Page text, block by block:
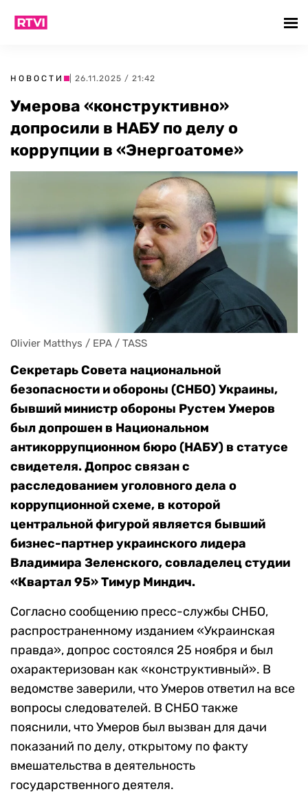
НОВОСТИ | 26.11.2025 / 21:42
Умерова «конструктивно»
допросили в НАБУ по делу о
коррупции в «Энергоатоме»
Olivier Matthys / EPA / TASS
Секретарь Совета национальной
безопасности и обороны (СНБО) Украины,
бывший министр обороны Рустем Умеров
был допрошен в Национальном
антикоррупционном бюро (НАБУ) в статусе
свидетеля. Допрос связан с
расследованием уголовного дела о
коррупционной схеме, в которой
центральной фигурой является бывший
бизнес-партнер украинского лидера
Владимира Зеленского, совладелец студии
«Квартал 95» Тимур Миндич.
Согласно сообщению пресс-службы СНБО,
распространенному изданием «Украинская
правда», допрос состоялся 25 ноября и был
охарактеризован как «конструктивный». В
ведомстве заверили, что Умеров ответил на все
вопросы следователей. В СНБО также
пояснили, что Умеров был вызван для дачи
показаний по делу, открытому по факту
вмешательства в деятельность
государственного деятеля.